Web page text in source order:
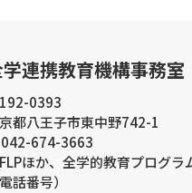
連携教育機構事務室
0393
都八王子市東中野742-1
042-674-3663
FLPほか、全学的教育プログ
話番号）